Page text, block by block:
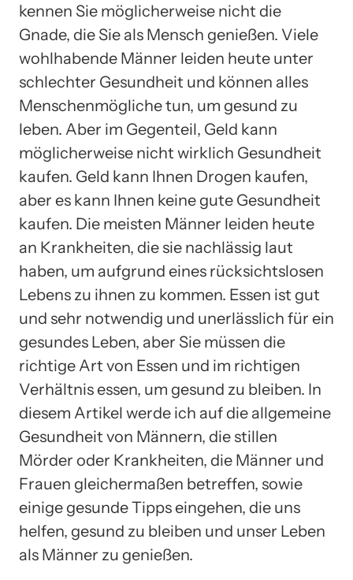
kennen Sie möglicherweise nicht die
Gnade, die Sie als Mensch genießen. Viele
wohlhabende Männer leiden heute unter
schlechter Gesundheit und können alles
Menschenmögliche tun, um gesund zu
leben. Aber im Gegenteil, Geld kann
möglicherweise nicht wirklich Gesundheit
kaufen. Geld kann Ihnen Drogen kaufen,
aber es kann Ihnen keine gute Gesundheit
kaufen. Die meisten Männer leiden heute
an Krankheiten, die sie nachlässig laut
haben, um aufgrund eines rücksichtslosen
Lebens zu ihnen zu kommen. Essen ist gut
und sehr notwendig und unerlässlich für ein
gesundes Leben, aber Sie müssen die
richtige Art von Essen und im richtigen
Verhältnis essen, um gesund zu bleiben. In
diesem Artikel werde ich auf die allgemeine
Gesundheit von Männern, die stillen
Mörder oder Krankheiten, die Männer und
Frauen gleichermaßen betreffen, sowie
einige gesunde Tipps eingehen, die uns
helfen, gesund zu bleiben und unser Leben
als Männer zu genießen.